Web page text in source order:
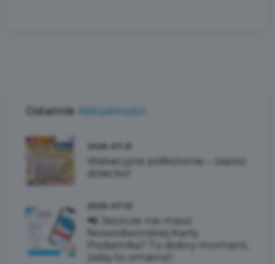
Ostatnie Aktualności
Wakacyjne półkolonie – zapisz
dziecko!
📲 Jeszcze nie masz
Nowodworskiej Karty
Podatnika? To dobry moment,
żeby to zmienić!